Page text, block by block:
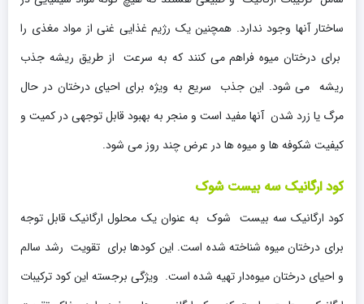
ساختار آنها وجود ندارد. همچنین یک رژیم غذایی غنی از مواد مغذی را
برای درختان میوه فراهم می کنند که به سرعت از طریق ریشه جذب
ریشه می شود. این جذب سریع به ویژه برای احیای درختان در حال
مرگ یا زرد شدن آنها مفید است و منجر به بهبود قابل توجهی در کمیت و
کیفیت شکوفه ها و میوه ها در عرض چند روز می شود.
کود ارگانیک سه بیست شوک
کود ارگانیک سه بیست شوک به عنوان یک محلول ارگانیک قابل توجه
برای درختان میوه شناخته شده است. این کودها برای تقویت رشد سالم
و احیای درختان میوه‌دار تهیه شده است. ویژگی برجسته این کود ترکیبات